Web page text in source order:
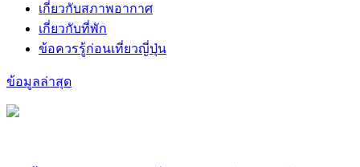
เกี่ยวกับสภาพอากาศ
เกี่ยวกับที่พัก
ข้อควรรู้ก่อนเที่ยวญี่ปุ่น
ข้อมูลล่าสุด